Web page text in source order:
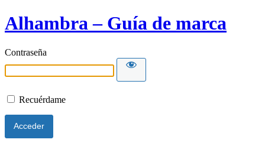
Alhambra – Guía de marca
Contraseña
Recuérdame